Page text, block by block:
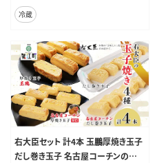
冷蔵
右大臣セット 計4本 玉鵬厚焼き玉子
だし巻き玉子 名古屋コーチンの厚